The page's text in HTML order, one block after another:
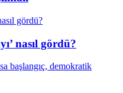
nasıl gördü?